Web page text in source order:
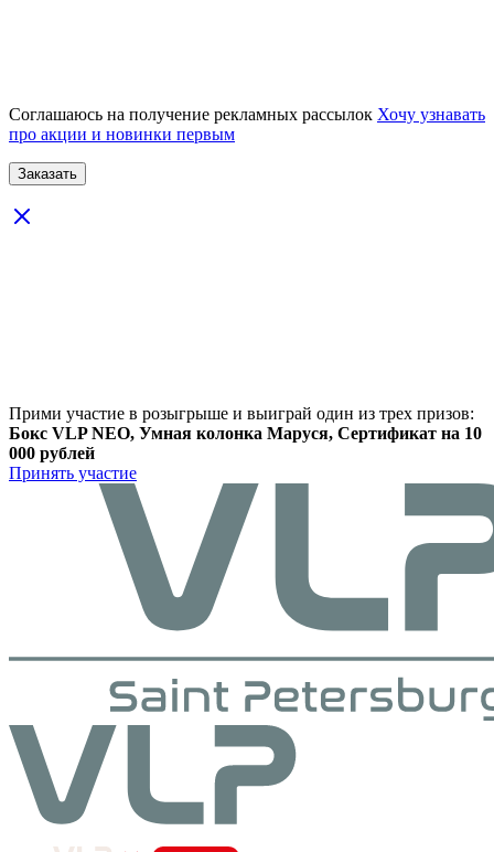
Соглашаюсь на получение рекламных рассылок Хочу узнавать
про акции и новинки первым
Прими участие в розыгрыше и выиграй один из трех призов:
Бокс VLP NEO, Умная колонка Маруся, Сертификат на 10
000 рублей
Принять участие